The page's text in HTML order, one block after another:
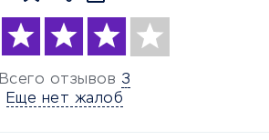
Всего отзывов 3
Еще нет жалоб